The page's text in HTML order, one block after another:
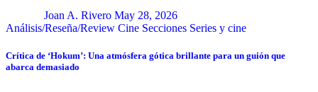
Joan A. Rivero May 28, 2026
Análisis/Reseña/Review Cine Secciones Series y cine
Crítica de ‘Hokum’: Una atmósfera gótica brillante para un guión que
abarca demasiado